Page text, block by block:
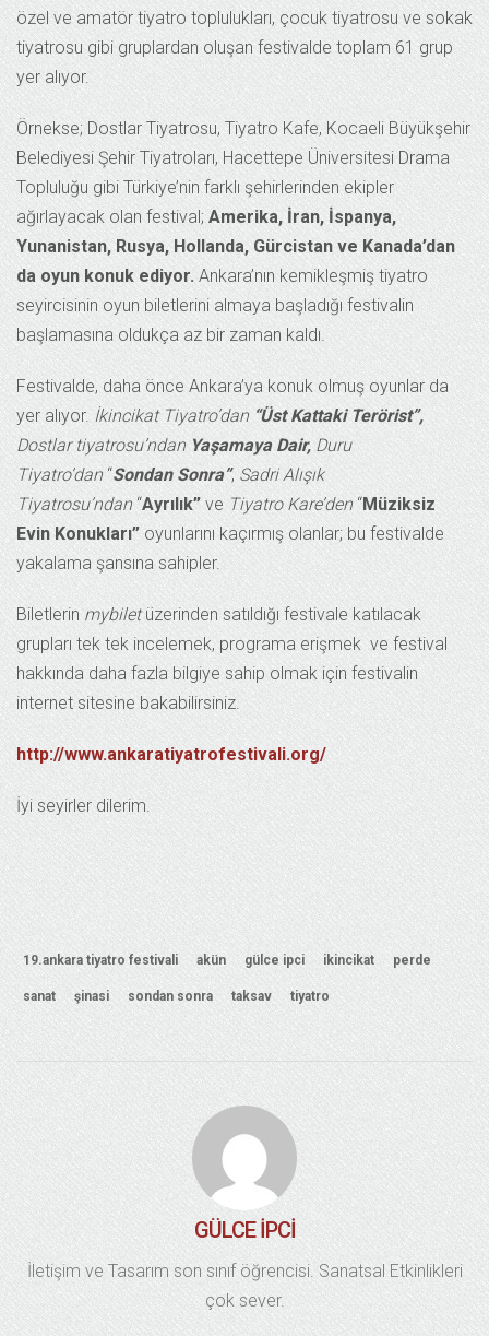
özel ve amatör tiyatro toplulukları, çocuk tiyatrosu ve sokak
tiyatrosu gibi gruplardan oluşan festivalde toplam 61 grup
yer alıyor.
Örnekse; Dostlar Tiyatrosu, Tiyatro Kafe, Kocaeli Büyükşehir
Belediyesi Şehir Tiyatroları, Hacettepe Üniversitesi Drama
Topluluğu gibi Türkiye’nin farklı şehirlerinden ekipler
ağırlayacak olan festival; Amerika, İran, İspanya,
Yunanistan, Rusya, Hollanda, Gürcistan ve Kanada’dan
da oyun konuk ediyor. Ankara’nın kemikleşmiş tiyatro
seyircisinin oyun biletlerini almaya başladığı festivalin
başlamasına oldukça az bir zaman kaldı.
Festivalde, daha önce Ankara’ya konuk olmuş oyunlar da
yer alıyor. İkincikat Tiyatro’dan“Üst Kattaki Terörist”,
Dostlar tiyatrosu’ndan Yaşamaya Dair, Duru
Tiyatro’dan“Sondan Sonra”, Sadri Alışık
Tiyatrosu’ndan“Ayrılık” ve Tiyatro Kare’den“Müziksiz
Evin Konukları” oyunlarını kaçırmış olanlar; bu festivalde
yakalama şansına sahipler.
Biletlerin mybiletüzerinden satıldığı festivale katılacak
grupları tek tek incelemek, programa erişmek ve festival
hakkında daha fazla bilgiye sahip olmak için festivalin
internet sitesine bakabilirsiniz.
http://www.ankaratiyatrofestivali.org/
İyi seyirler dilerim.
19.ankara tiyatro festivali akün gülce ipci ikincikat perde
sanat şinasi sondan sonra taksav tiyatro
GÜLCE İPCI
İletişim ve Tasarım son sınıf öğrencisi. Sanatsal Etkinlikleri
çok sever.